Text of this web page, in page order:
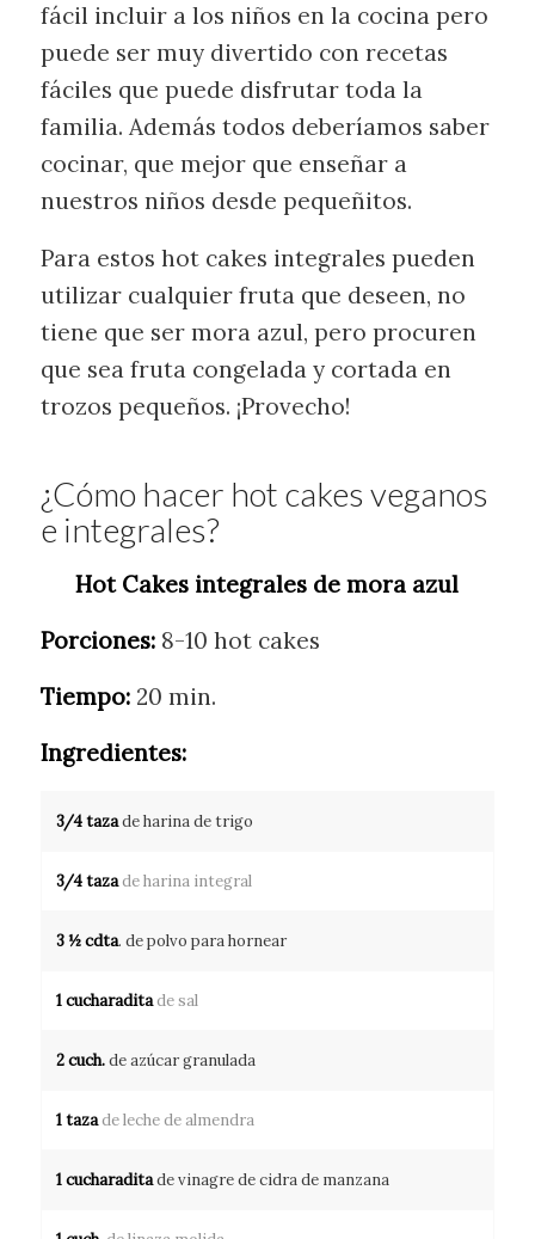
fácil incluir a los niños en la cocina pero
puede ser muy divertido con recetas
fáciles que puede disfrutar toda la
familia. Además todos deberíamos saber
cocinar, que mejor que enseñar a
nuestros niños desde pequeñitos.
Para estos hot cakes integrales pueden
utilizar cualquier fruta que deseen, no
tiene que ser mora azul, pero procuren
que sea fruta congelada y cortada en
trozos pequeños. ¡Provecho!
¿Cómo hacer hot cakes veganos
e integrales?
Hot Cakes integrales de mora azul
Porciones:8-10 hot cakes
Tiempo:20 min.
Ingredientes:
3/4 tazade harina de trigo
3/4 tazade harina integral
3 ½ cdta. de polvo para hornear
1 cucharaditade sal
2 cuch.de azúcar granulada
1 tazade leche de almendra
1 cucharaditade vinagre de cidra de manzana